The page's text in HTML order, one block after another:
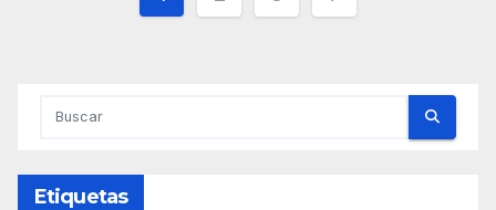
Etiquetas